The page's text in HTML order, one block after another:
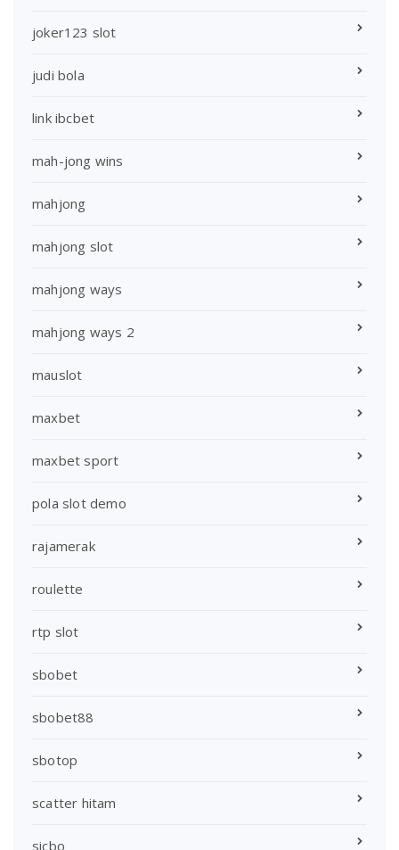
joker123 slot
judi bola
link ibcbet
mah-jong wins
mahjong
mahjong slot
mahjong ways
mahjong ways 2
mauslot
maxbet
maxbet sport
pola slot demo
rajamerak
roulette
rtp slot
sbobet
sbobet88
sbotop
scatter hitam
sicbo